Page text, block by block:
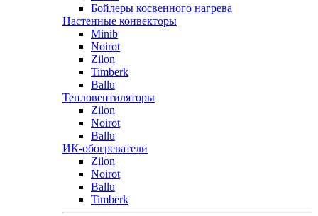
Бойлеры косвенного нагрева
Настенные конвекторы
Minib
Noirot
Zilon
Timberk
Ballu
Тепловентиляторы
Zilon
Noirot
Ballu
ИК-обогреватели
Zilon
Noirot
Ballu
Timberk